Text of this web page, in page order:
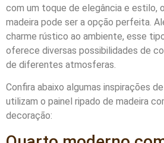
com um toque de elegância e estilo,
madeira pode ser a opção perfeita.
charme rústico ao ambiente, esse
oferece diversas possibilidades de
de diferentes atmosferas.
Confira abaixo algumas inspirações
utilizam o painel ripado de madeira
decoração: